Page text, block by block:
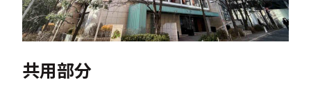
共用部分